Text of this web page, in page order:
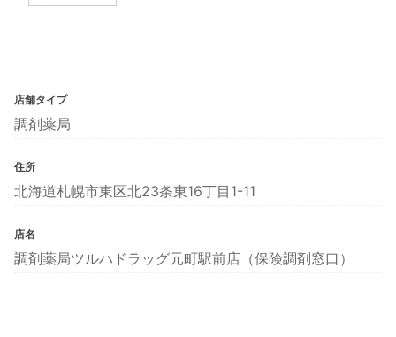
店舗タイプ
調剤薬局
住所
北海道札幌市東区北23条東16丁目1-11
店名
調剤薬局ツルハドラッグ元町駅前店（保険調剤窓口）